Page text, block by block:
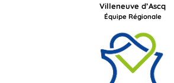
Villeneuve d’Ascq
Équipe Régionale